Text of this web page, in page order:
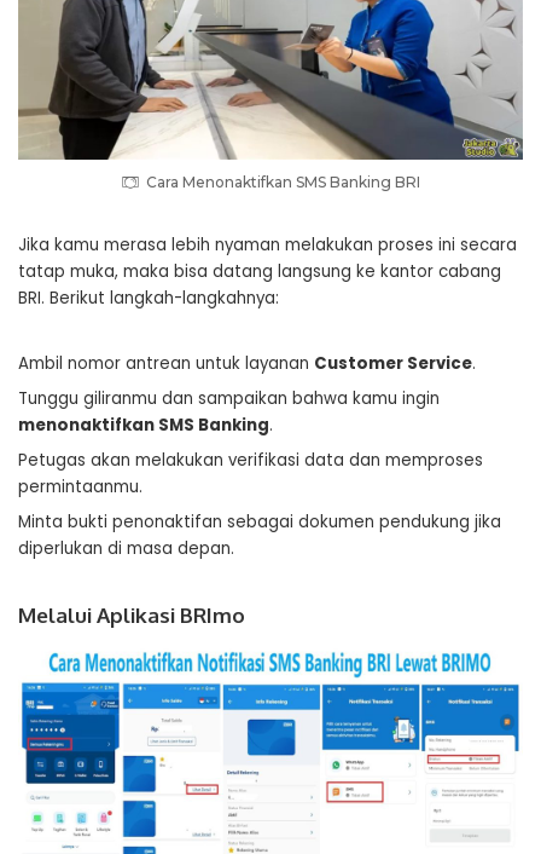
Cara Menonaktifkan SMS Banking BRI
Jika kamu merasa lebih nyaman melakukan proses ini secara
tatap muka, maka bisa datang langsung ke kantor cabang
BRI. Berikut langkah-langkahnya:
Ambil nomor antrean untuk layanan Customer Service.
Tunggu giliranmu dan sampaikan bahwa kamu ingin
menonaktifkan SMS Banking.
Petugas akan melakukan verifikasi data dan memproses
permintaanmu.
Minta bukti penonaktifan sebagai dokumen pendukung jika
diperlukan di masa depan.
Melalui Aplikasi BRImo